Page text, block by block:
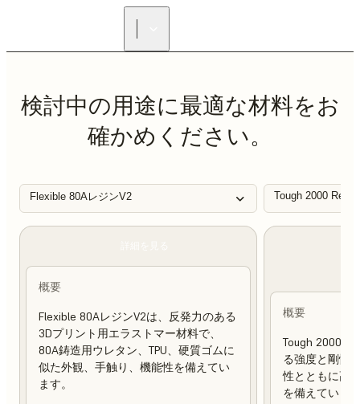
検討中の用途に最適な材料をお
確かめください。
Flexible 80AレジンV2 Tough 2000
概要
Flexible 80AレジンV2は、反発力のある
3Dプリント用エラストマー材料で、
80A鋳造用ウレタン、TPU、硬質ゴムに
似た外観、手触り、機能性を備えてい
ます。
概要
Tough 2000レ
る強度と剛性
性とともに高
を備えていま